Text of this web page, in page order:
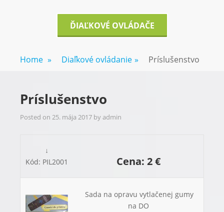
ĎIAĽKOVÉ OVLÁDAČE
Home » Diaľkové ovládanie » Príslušenstvo
Príslušenstvo
Posted on 25. mája 2017 byadmin
↓
Kód: PIL2001
Cena: 2 €
Sada na opravu vytlačenej gumy
na DO